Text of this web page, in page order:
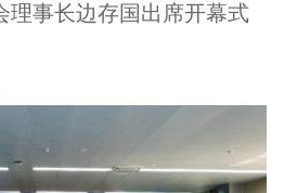
理事长边存国出席开幕式